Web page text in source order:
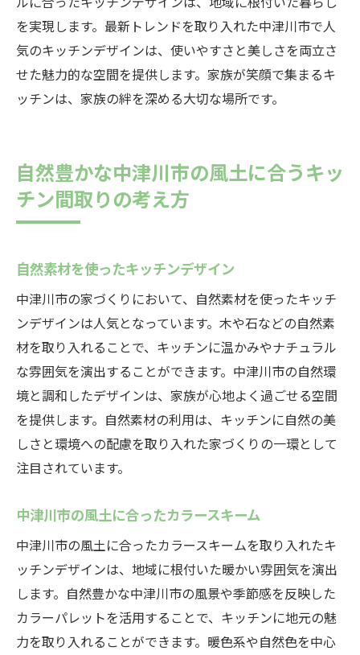
を実現します。最新トレンドを取り入れた中津川市で人
気のキッチンデザインは、使いやすさと美しさを両立さ
せた魅力的な空間を提供します。家族が笑顔で集まるキ
ッチンは、家族の絆を深める大切な場所です。
自然豊かな中津川市の風土に合うキッ
チン間取りの考え方
自然素材を使ったキッチンデザイン
中津川市の家づくりにおいて、自然素材を使ったキッチ
ンデザインは人気となっています。木や石などの自然素
材を取り入れることで、キッチンに温かみやナチュラル
な雰囲気を演出することができます。中津川市の自然環
境と調和したデザインは、家族が心地よく過ごせる空間
を提供します。自然素材の利用は、キッチンに自然の美
しさと環境への配慮を取り入れた家づくりの一環として
注目されています。
中津川市の風土に合ったカラースキーム
中津川市の風土に合ったカラースキームを取り入れたキ
ッチンデザインは、地域に根付いた暖かい雰囲気を演出
します。自然豊かな中津川市の風景や季節感を反映した
カラーパレットを活用することで、キッチンに地元の魅
力を取り入れることができます。暖色系や自然色を中心